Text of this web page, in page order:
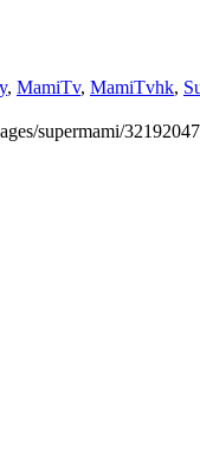
, MamiTv, MamiTvhk,
supermami/